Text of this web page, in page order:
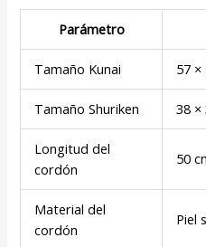
Parámetro
Tamaño Kunai 57 ×
Tamaño Shuriken 38 ×
Longitud del
cordón
50
Material del
cordón
Piel